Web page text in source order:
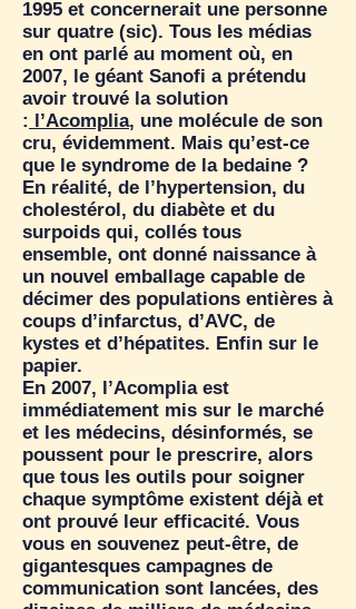
1995 et concernerait une personne
sur quatre (sic). Tous les médias
en ont parlé au moment où, en
2007, le géant Sanofi a prétendu
avoir trouvé la solution
: l’Acomplia, une molécule de son
cru, évidemment. Mais qu’est-ce
que le syndrome de la bedaine ?
En réalité, de l’hypertension, du
cholestérol, du diabète et du
surpoids qui, collés tous
ensemble, ont donné naissance à
un nouvel emballage capable de
décimer des populations entières à
coups d’infarctus, d’AVC, de
kystes et d’hépatites. Enfin sur le
papier.
En 2007, l’Acomplia est
immédiatement mis sur le marché
et les médecins, désinformés, se
poussent pour le prescrire, alors
que tous les outils pour soigner
chaque symptôme existent déjà et
ont prouvé leur efficacité. Vous
vous en souvenez peut-être, de
gigantesques campagnes de
communication sont lancées, des